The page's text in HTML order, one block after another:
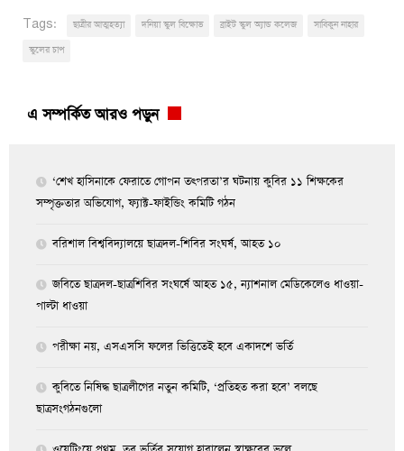
Tags: ছাত্রীর আত্মহত্যা দনিয়া স্কুল বিক্ষোভ ব্রাইট স্কুল অ্যান্ড কলেজ
সাবিকুন নাহার
স্কুলের চাপ
এ সম্পর্কিত আরও পড়ুন
‘শেখ হাসিনাকে ফেরাতে গোপন তৎপরতা’র ঘটনায় কুবির ১১ শিক্ষকের
সম্পৃক্ততার অভিযোগ, ফ্যাক্ট-ফাইন্ডিং কমিটি গঠন
বরিশাল বিশ্ববিদ্যালয়ে ছাত্রদল-শিবির সংঘর্ষ, আহত ১০
জবিতে ছাত্রদল-ছাত্রশিবির সংঘর্ষে আহত ১৫, ন্যাশনাল মেডিকেলেও ধাওয়া-
পাল্টা ধাওয়া
পরীক্ষা নয়, এসএসসি ফলের ভিত্তিতেই হবে একাদশে ভর্তি
কুবিতে নিষিদ্ধ ছাত্রলীগের নতুন কমিটি, ‘প্রতিহত করা হবে’ বলছে
ছাত্রসংগঠনগুলো